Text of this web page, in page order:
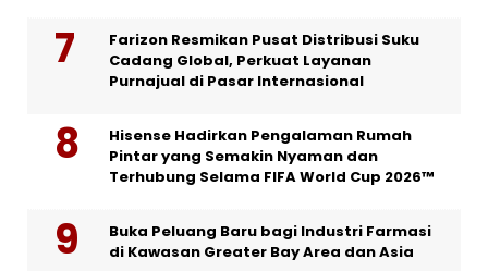
Farizon Resmikan Pusat Distribusi Suku
Cadang Global, Perkuat Layanan
Purnajual di Pasar Internasional
Hisense Hadirkan Pengalaman Rumah
Pintar yang Semakin Nyaman dan
Terhubung Selama FIFA World Cup 2026™
Buka Peluang Baru bagi Industri Farmasi
di Kawasan Greater Bay Area dan Asia